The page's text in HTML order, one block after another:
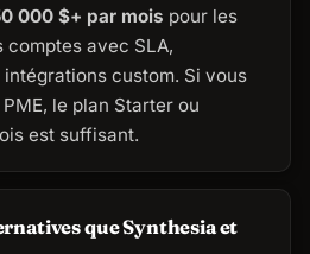
000 $+ par mois pour les
avec SLA,
custom. Si vous
le plan Starter ou
est suffisant.
que Synthesia et